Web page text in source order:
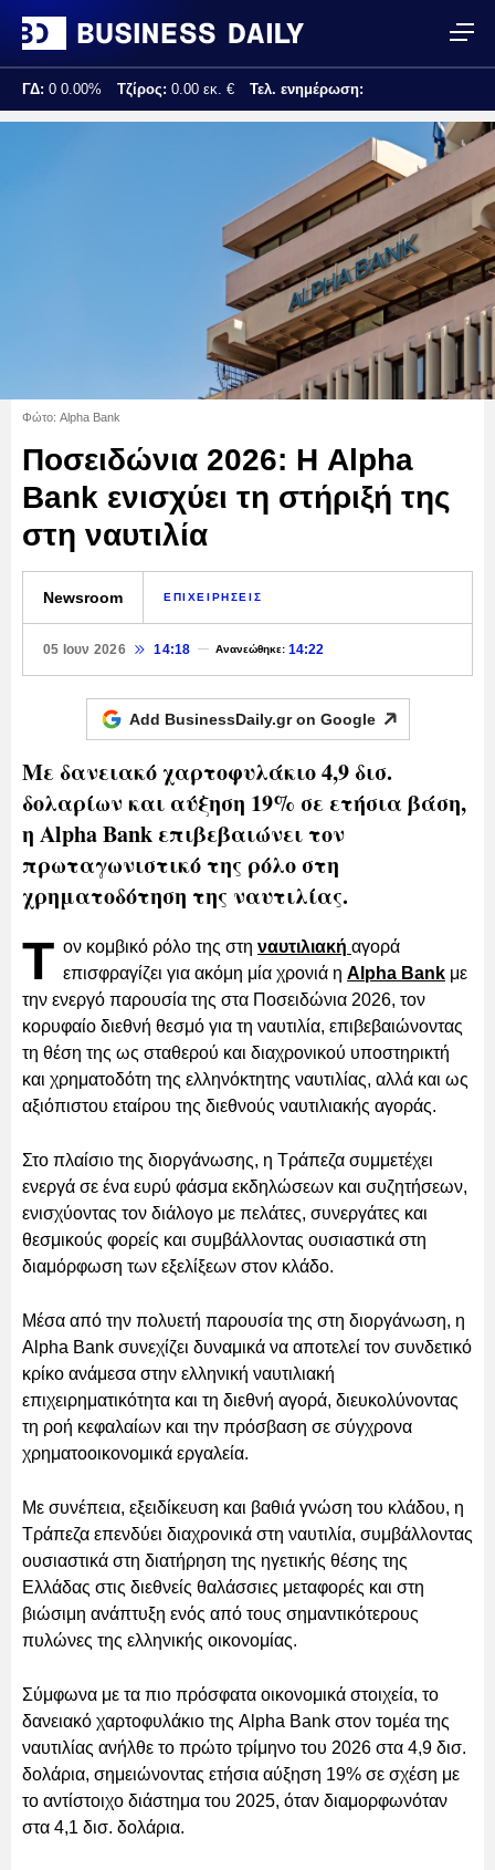
ΓΔ: 0 0.00% Τζίρος: 0.00 εκ. € Τελ. ενημέρωση:
Φώτο: Alpha Bank
Ποσειδώνια 2026: Η Alpha
Bank ενισχύει τη στήριξή της
στη ναυτιλία
Newsroom ΕΠΙΧΕΙΡΗΣΕΙΣ
05 Ιουν 2026 14:18 Ανανεώθηκε:14:22
Add BusinessDaily.gr on Google
Με δανειακό χαρτοφυλάκιο 4,9 δισ.
δολαρίων και αύξηση 19% σε ετήσια βάση,
η Alpha Bank επιβεβαιώνει τον
πρωταγωνιστικό της ρόλο στη
χρηματοδότηση της ναυτιλίας.
Τ ον κομβικό ρόλο της στη ναυτιλιακή αγορά
επισφραγίζει για ακόμη μία χρονιά η Alpha Bank με
την ενεργό παρουσία της στα Ποσειδώνια 2026, τον
κορυφαίο διεθνή θεσμό για τη ναυτιλία, επιβεβαιώνοντας
τη θέση της ως σταθερού και διαχρονικού υποστηρικτή
και χρηματοδότη της ελληνόκτητης ναυτιλίας, αλλά και ως
αξιόπιστου εταίρου της διεθνούς ναυτιλιακής αγοράς.
Στο πλαίσιο της διοργάνωσης, η Τράπεζα συμμετέχει
ενεργά σε ένα ευρύ φάσμα εκδηλώσεων και συζητήσεων,
ενισχύοντας τον διάλογο με πελάτες, συνεργάτες και
θεσμικούς φορείς και συμβάλλοντας ουσιαστικά στη
διαμόρφωση των εξελίξεων στον κλάδο.
Μέσα από την πολυετή παρουσία της στη διοργάνωση, η
Alpha Bank συνεχίζει δυναμικά να αποτελεί τον συνδετικό
κρίκο ανάμεσα στην ελληνική ναυτιλιακή
επιχειρηματικότητα και τη διεθνή αγορά, διευκολύνοντας
τη ροή κεφαλαίων και την πρόσβαση σε σύγχρονα
χρηματοοικονομικά εργαλεία.
Με συνέπεια, εξειδίκευση και βαθιά γνώση του κλάδου, η
Τράπεζα επενδύει διαχρονικά στη ναυτιλία, συμβάλλοντας
ουσιαστικά στη διατήρηση της ηγετικής θέσης της
Ελλάδας στις διεθνείς θαλάσσιες μεταφορές και στη
βιώσιμη ανάπτυξη ενός από τους σημαντικότερους
πυλώνες της ελληνικής οικονομίας.
Σύμφωνα με τα πιο πρόσφατα οικονομικά στοιχεία, το
δανειακό χαρτοφυλάκιο της Alpha Bank στον τομέα της
ναυτιλίας ανήλθε το πρώτο τρίμηνο του 2026 στα 4,9 δισ.
δολάρια, σημειώνοντας ετήσια αύξηση 19% σε σχέση με
το αντίστοιχο διάστημα του 2025, όταν διαμορφωνόταν
στα 4,1 δισ. δολάρια.